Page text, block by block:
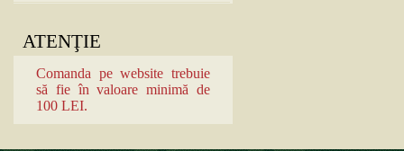
ATENŢIE
Comanda pe website trebuie
să fie în valoare minimă de
100 LEI.